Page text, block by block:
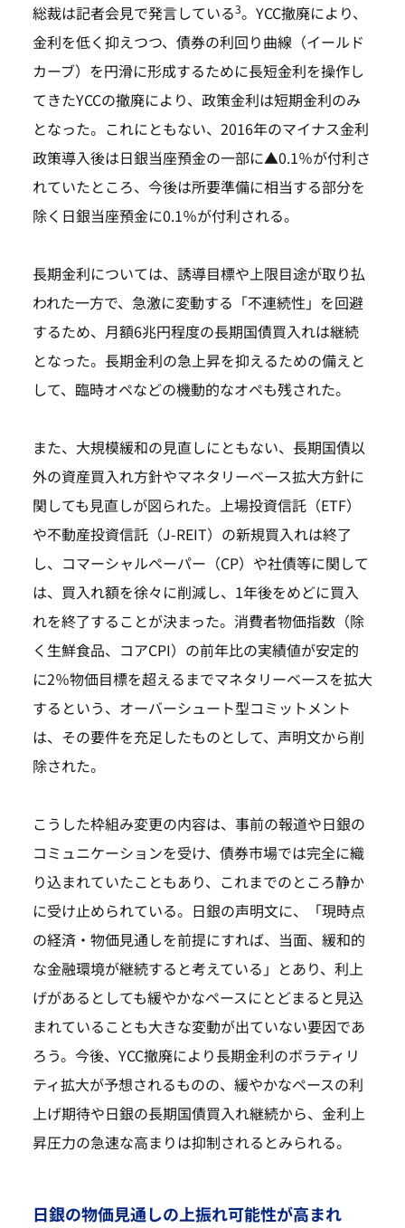
総裁は記者会見で発言している3。YCC撤廃により、
金利を低く抑えつつ、債券の利回り曲線（イールド
カーブ）を円滑に形成するために長短金利を操作し
てきたYCCの撤廃により、政策金利は短期金利のみ
となった。これにともない、2016年のマイナス金利
政策導入後は日銀当座預金の一部に▲0.1％が付利さ
れていたところ、今後は所要準備に相当する部分を
除く日銀当座預金に0.1％が付利される。
長期金利については、誘導目標や上限目途が取り払
われた一方で、急激に変動する「不連続性」を回避
するため、月額6兆円程度の長期国債買入れは継続
となった。長期金利の急上昇を抑えるための備えと
して、臨時オペなどの機動的なオペも残された。
また、大規模緩和の見直しにともない、長期国債以
外の資産買入れ方針やマネタリーベース拡大方針に
関しても見直しが図られた。上場投資信託（ETF）
や不動産投資信託（J-REIT）の新規買入れは終了
し、コマーシャルペーパー（CP）や社債等に関して
は、買入れ額を徐々に削減し、1年後をめどに買入
れを終了することが決まった。消費者物価指数（除
く生鮮食品、コアCPI）の前年比の実績値が安定的
に2％物価目標を超えるまでマネタリーベースを拡大
するという、オーバーシュート型コミットメント
は、その要件を充足したものとして、声明文から削
除された。
こうした枠組み変更の内容は、事前の報道や日銀の
コミュニケーションを受け、債券市場では完全に織
り込まれていたこともあり、これまでのところ静か
に受け止められている。日銀の声明文に、「現時点
の経済・物価見通しを前提にすれば、当面、緩和的
な金融環境が継続すると考えている」とあり、利上
げがあるとしても緩やかなペースにとどまると見込
まれていることも大きな変動が出ていない要因であ
ろう。今後、YCC撤廃により長期金利のボラティリ
ティ拡大が予想されるものの、緩やかなペースの利
上げ期待や日銀の長期国債買入れ継続から、金利上
昇圧力の急速な高まりは抑制されるとみられる。
日銀の物価見通しの上振れ可能性が高まれ